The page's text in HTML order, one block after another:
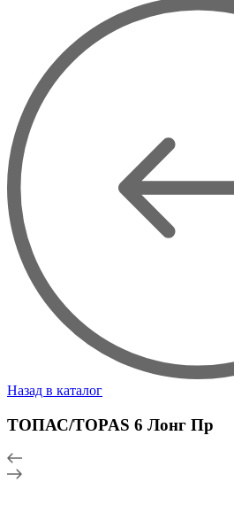
Назад в каталог
ТОПАС/TOPAS 6 Лонг Пр